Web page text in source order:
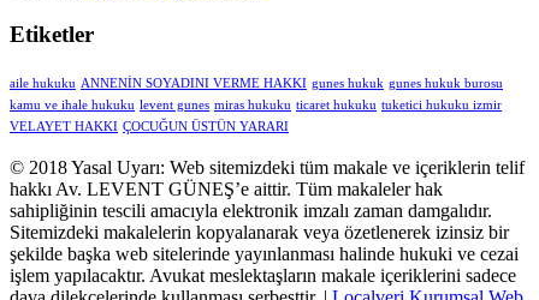
Etiketler
aile hukuku ANNENİN SOYADINI VERME HAKKI gunes hukuk gunes hukuk burosu
kamu ve ihale hukuku levent gunes miras hukuku ticaret hukuku tuketici hukuku izmir
VELAYET HAKKI ÇOCUĞUN ÜSTÜN YARARI
© 2018 Yasal Uyarı: Web sitemizdeki tüm makale ve içeriklerin telif
hakkı Av. LEVENT GÜNEŞ’e aittir. Tüm makaleler hak
sahipliğinin tescili amacıyla elektronik imzalı zaman damgalıdır.
Sitemizdeki makalelerin kopyalanarak veya özetlenerek izinsiz bir
şekilde başka web sitelerinde yayınlanması halinde hukuki ve cezai
işlem yapılacaktır. Avukat meslektaşların makale içeriklerini sadece